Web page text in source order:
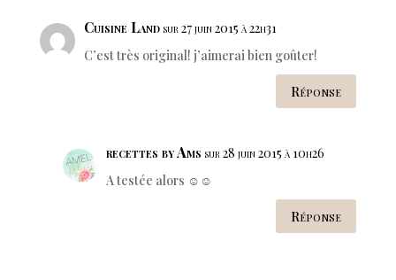
Cuisine Land sur 27 juin 2015 à 22h31
C’est très original! j’aimerai bien goûter!
Réponse
recettes by Ams sur 28 juin 2015 à 10h26
A testée alors ☺️☺️
Réponse